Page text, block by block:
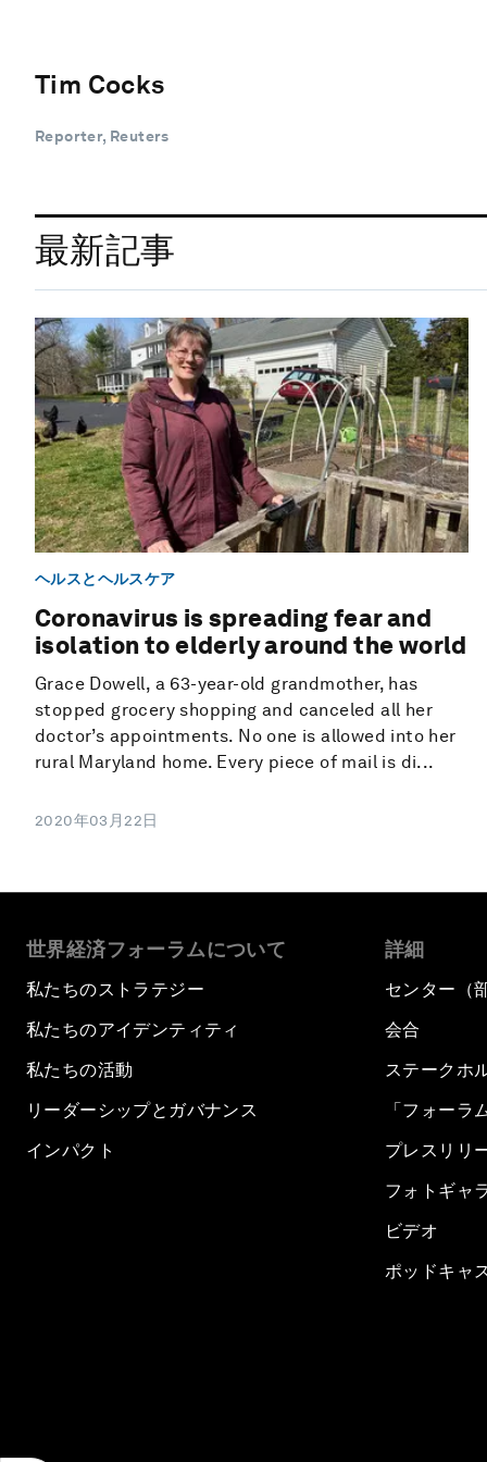
Tim Cocks
Reporter, Reuters
最新記事
ヘルスとヘルスケア
Coronavirus is spreading fear and
isolation to elderly around the world
Grace Dowell, a 63-year-old grandmother, has
stopped grocery shopping and canceled all her
doctor’s appointments. No one is allowed into her
rural Maryland home. Every piece of mail is di...
2020年03月22日
世界経済フォーラムについて
私たちのストラテジー
私たちのアイデンティティ
私たちの活動
リーダーシップとガバナンス
インパクト
詳細
センター（
会合
ステークホ
「フォーラ
プレスリリ
フォトギャ
ビデオ
ポッドキャ